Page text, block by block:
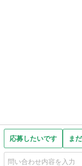
応募したいです ま